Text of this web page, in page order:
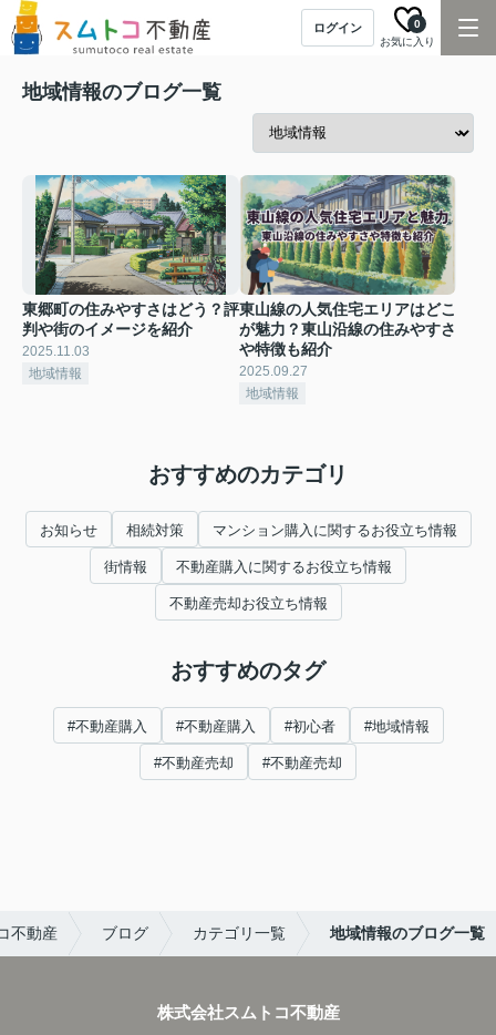
ログイン
お気に入り
0
地域情報のブログ一覧
東郷町の住みやすさはどう？評
判や街のイメージを紹介
2025.11.03
地域情報
東山線の人気住宅エリアはどこ
が魅力？東山沿線の住みやすさ
や特徴も紹介
2025.09.27
地域情報
おすすめのカテゴリ
お知らせ 相続対策 マンション購入に関するお役立ち情報
街情報 不動産購入に関するお役立ち情報
不動産売却お役立ち情報
おすすめのタグ
#不動産購入 #不動産購入 #初心者 #地域情報
#不動産売却 #不動産売却
不動産 ブログ カテゴリ一覧 地域情報のブログ一覧
株式会社スムトコ不動産